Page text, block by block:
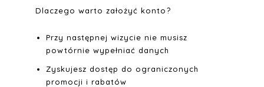
Dlaczego warto założyć konto?
Przy następnej wizycie nie musisz
powtórnie wypełniać danych
Zyskujesz dostęp do ograniczonych
promocji i rabatów